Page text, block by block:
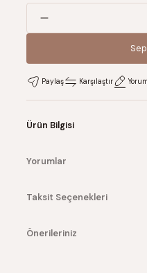
Paylaş Karşılaştır
Ürün Bilgisi
Yorumlar
Taksit Seçenekleri
Önerileriniz